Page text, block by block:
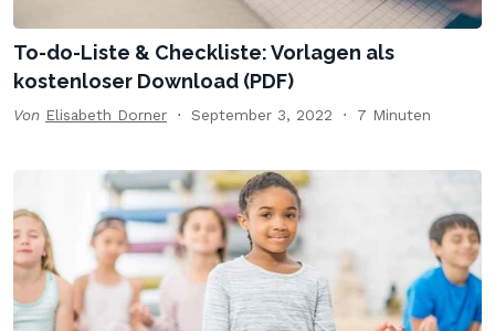
To-do-Liste & Checkliste: Vorlagen als
kostenloser Download (PDF)
Von Elisabeth Dorner September 3, 2022 7 Minuten